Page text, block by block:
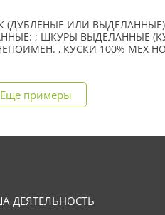
(ДУБЛЕНЫЕ ИЛИ
; ШКУРЫ ВЫДЕЛАННЫЕ
, КУСКИ 100% МЕХ
Еще примеры
ДЕЯТЕЛЬНОСТЬ